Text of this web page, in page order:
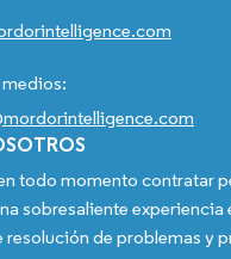
todo momento contratar
sobresaliente experiencia
resolución de problemas y